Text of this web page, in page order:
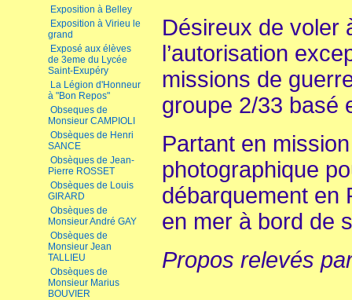
Exposition à Belley
Exposition à Virieu le
grand
Exposé aux élèves
de 3eme du Lycée
Saint-Exupéry
La Légion d'Honneur
à "Bon Repos"
Obseques de
Monsieur CAMPIOLI
Obsèques de Henri
SANCE
Obsèques de Jean-
Pierre ROSSET
Obsèques de Louis
GIRARD
Obsèques de
Monsieur André GAY
Obsèques de
Monsieur Jean
TALLIEU
Obsèques de
Monsieur Marius
BOUVIER
Désireux de voler
l’autorisation
missions de
groupe 2/33 basé
Partant en
photographique
débarquement en
en mer à bord de
Propos relevés